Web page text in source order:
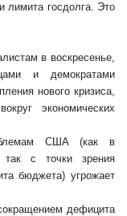
лимита госдолга. Это
в воскресенье,
и демократами
нового кризиса,
экономических
США (как в
так с точки зрения
бюджета) угрожает
дефицита